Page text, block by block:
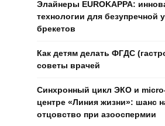
Элайнеры EUROKAPPA:
технологии для безупречной
брекетов
Как детям делать ФГДС
советы врачей
Синхронный цикл ЭКО и
центре «Линия жизни»: шанс
отцовство при азооспермии